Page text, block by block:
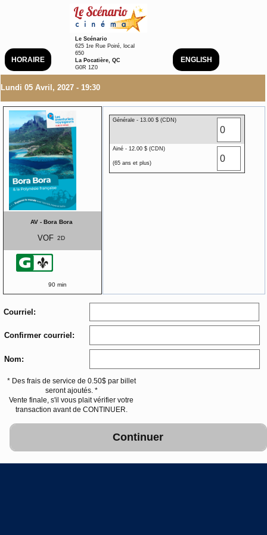
HORAIRE
Le Scénario
625 1re Rue Poiré, local
650
La Pocatière, QC
G0R 1Z0
ENGLISH
Lundi 05 Avril, 2027 - 19:30
AV - Bora Bora
VOF 2D
90 min
Générale - 13.00 $ (CDN)
Ainé - 12.00 $ (CDN)
(65 ans et plus)
Courriel:
Confirmer courriel:
Nom:
* Des frais de service de 0.50$ par billet
seront ajoutés. *
Vente finale, s'il vous plait vérifier votre
transaction avant de CONTINUER.
Continuer